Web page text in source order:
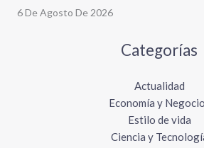
6 De Agosto De 2026
Categorías
Actualidad
Economía y
Estilo de vida
Ciencia y